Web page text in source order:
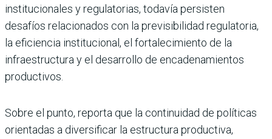
institucionales y regulatorias, todavía persisten
desafíos relacionados con la previsibilidad regulatoria,
la eficiencia institucional, el fortalecimiento de la
infraestructura y el desarrollo de encadenamientos
productivos.
Sobre el punto, reporta que la continuidad de políticas
orientadas a diversificar la estructura productiva,